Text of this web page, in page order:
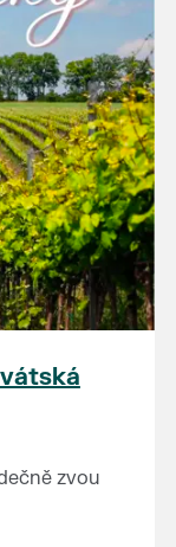
zvou